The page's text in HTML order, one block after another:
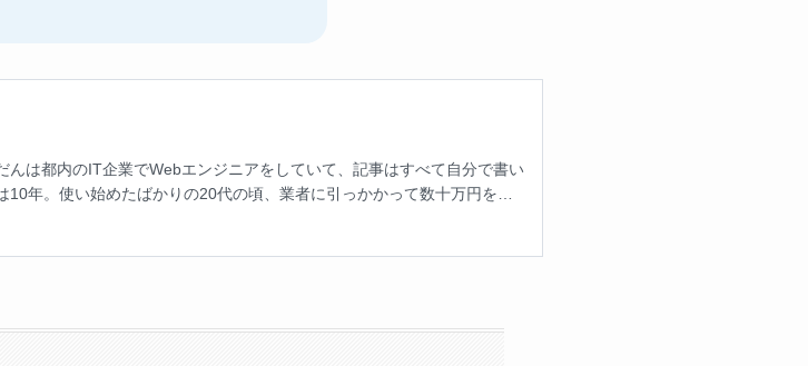
んは都内のIT企業でWebエンジニアをしていて、記事はすべて自分で書い
年。使い始めたばかりの20代の頃、業者に引っかかって数十万円を失
す。以来、自腹で15以上のサービスを試し、300人以上と実際に会って、